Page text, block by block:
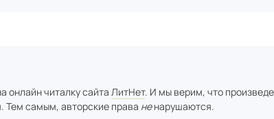
онлайн читалку сайта ЛитНет. И мы верим, что
Тем самым, авторские права ненарушаются.